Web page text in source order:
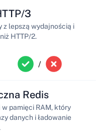
3
z lepszą wydajnością i
HTTP/2.
/
Redis
pamięci RAM, który
danych i ładowanie